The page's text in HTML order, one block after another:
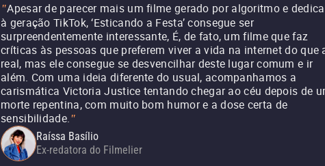
"Apesar de parecer mais um filme gerado por algoritmo e
à geração TikTok, ‘Esticando a Festa’ consegue ser
surpreendentemente interessante, É, de fato, um filme que faz
críticas às pessoas que preferem viver a vida na internet do que
real, mas ele consegue se desvencilhar deste lugar comum e ir
além. Com uma ideia diferente do usual, acompanhamos a
carismática Victoria Justice tentando chegar ao céu depois de
morte repentina, com muito bom humor e a dose certa de
sensibilidade."
Raíssa Basílio
Ex-redatora do Filmelier